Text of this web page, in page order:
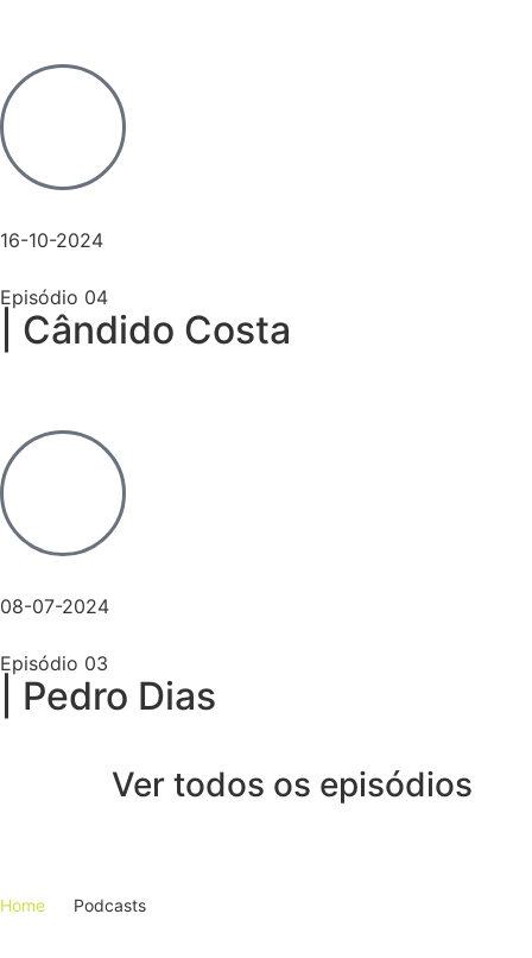
16-10-2024
Episódio 04
| Cândido Costa
08-07-2024
Episódio 03
| Pedro Dias
Ver todos os episódios
Home Podcasts